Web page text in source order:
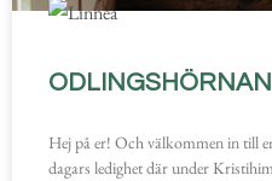
Hej på er! Och välkommen in till
dagars ledighet där under